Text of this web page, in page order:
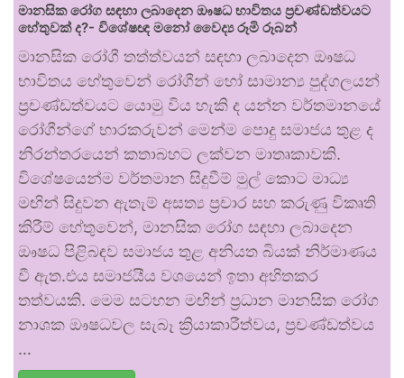
මානසික රෝග සඳහා ලබාදෙන ඖෂධ භාවිතය ප්‍රචණ්ඩත්වයට
හේතුවක් ද?- විශේෂඥ මනෝ වෛද්‍ය රූමි රූබන්
මානසික රෝගී තත්ත්වයන් සඳහා ලබාදෙන ඖෂධ
භාවිතය හේතුවෙන් රෝගීන් හෝ සාමාන්‍ය පුද්ගලයන්
ප්‍රචණ්ඩත්වයට යොමු විය හැකි ද යන්න වර්තමානයේ
රෝගීන්ගේ භාරකරුවන් මෙන්ම පොදු සමාජය තුළ ද
නිරන්තරයෙන් කතාබහට ලක්වන මාතෘකාවකි.
විශේෂයෙන්ම වර්තමාන සිදුවීම් මුල් කොට මාධ්‍ය
මඟින් සිදුවන ඇතැම් අසත්‍ය ප්‍රචාර සහ කරුණු විකෘති
කිරීම් හේතුවෙන්, මානසික රෝග සඳහා ලබාදෙන
ඖෂධ පිළිබඳව සමාජය තුළ අනියත බියක් නිර්මාණය
වී ඇත.එය සමාජයීය වශයෙන් ඉතා අහිතකර
තත්වයකි. මෙම සටහන මඟින් ප්‍රධාන මානසික රෝග
නාශක ඖෂධවල සැබෑ ක්‍රියාකාරීත්වය, ප්‍රචණ්ඩත්වය
…